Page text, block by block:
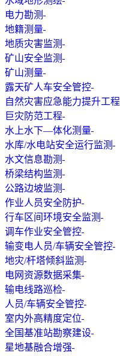
电力勘测
地籍测量
地质灾害监测
矿山安全监测
矿山测量
露天矿人车安全管控
自然灾害应急能力提升工程
巨灾防范工程
水上水下—体化测量
水库/水电站安全运行监测
水文信息勘测
桥梁结构监测
公路边坡监测
作业人员安全防护
行车区间环境安全监测
调车作业安全管控
输变电人员/车辆安全管控
地灾/杆塔倾斜监测
电网资源数据采集
输电线路巡检
人员/车辆安全管控
室内外高精度定位
全国基准站勘察建设
星地基融合增强